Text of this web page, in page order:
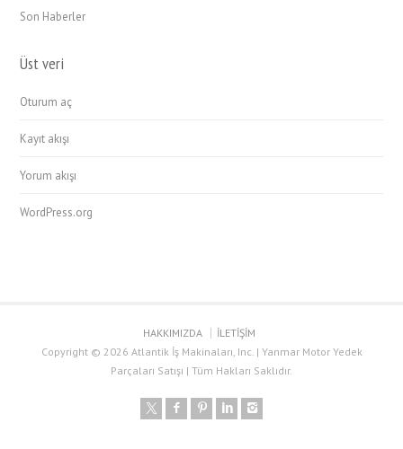
Son Haberler
Üst veri
Oturum aç
Kayıt akışı
Yorum akışı
WordPress.org
HAKKIMIZDA
İLETİŞİM
Copyright © 2026 Atlantik İş Makinaları, Inc. | Yanmar Motor Yedek
Parçaları Satışı | Tüm Hakları Saklıdır.